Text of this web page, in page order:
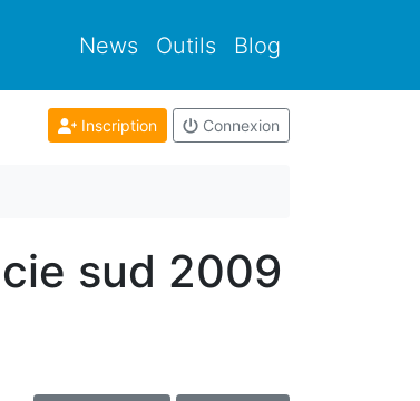
News Outils Blog
Inscription Connexion
sud 2009